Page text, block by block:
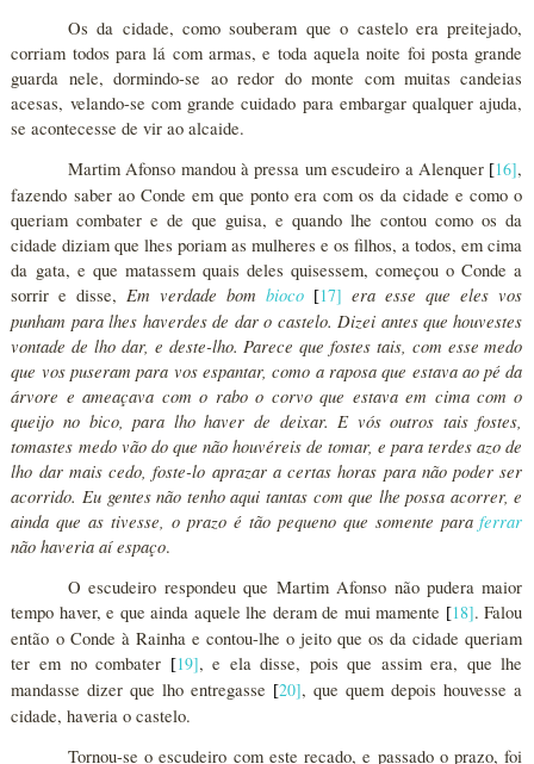
Os da cidade, como souberam que o castelo era preitejado,
corriam todos para lá com armas, e toda aquela noite foi posta grande
guarda nele, dormindo-se ao redor do monte com muitas candeias
acesas, velando-se com grande cuidado para embargar qualquer ajuda,
se acontecesse de vir ao alcaide.
Martim Afonso mandou à pressa um escudeiro a Alenquer [16],
fazendo saber ao Conde em que ponto era com os da cidade e como o
queriam combater e de que guisa, e quando lhe contou como os da
cidade diziam que lhes poriam as mulheres e os filhos, a todos, em cima
da gata, e que matassem quais deles quisessem, começou o Conde a
sorrir e disse,Em verdade bombioco [17] era esse que eles vos
punham para lhes haverdes de dar o castelo. Dizei antes que houvestes
vontade de lho dar, e deste-lho. Parece que fostes tais, com esse medo
que vos puseram para vos espantar, como a raposa que estava ao pé da
árvore e ameaçava com o rabo o corvo que estava em cima com o
queijo no bico, para lho haver de deixar. E vós outros tais fostes,
tomastes medo vão do que não houvéreis de tomar, e para terdes azo de
lho dar mais cedo, foste-lo aprazar a certas horas para não poder ser
acorrido. Eu gentes não tenho aqui tantas com que lhe possa acorrer, e
ainda que as tivesse, o prazo é tão pequeno que somente paraferrar
não haveria aí espaço.
O escudeiro respondeu que Martim Afonso não pudera maior
tempo haver, e que ainda aquele lhe deram de mui mamente [18]. Falou
então o Conde à Rainha e contou-lhe o jeito que os da cidade queriam
ter em no combater [19], e ela disse, pois que assim era, que lhe
mandasse dizer que lho entregasse [20], que quem depois houvesse a
cidade, haveria o castelo.
Tornou-se o escudeiro com este recado, e passado o prazo, foi